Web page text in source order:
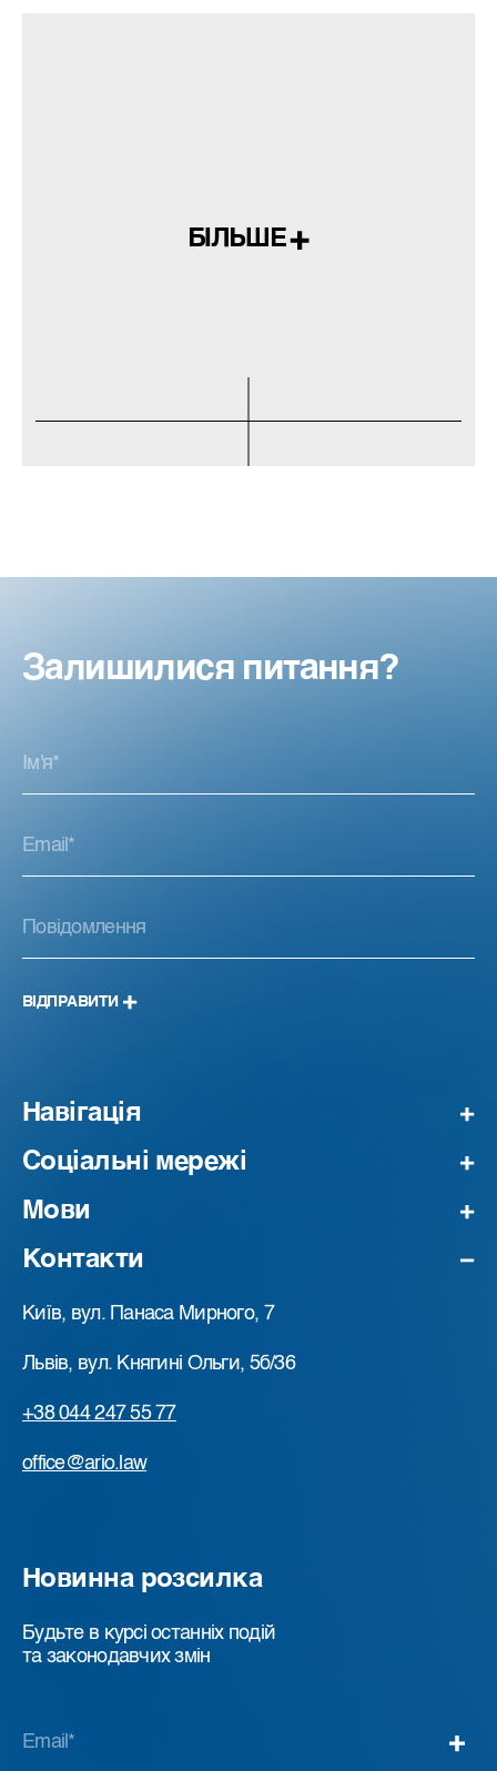
БІЛЬШЕ
Залишилися питання?
ВІДПРАВИТИ
Навігація
Соціальні мережі
Мови
Контакти
Київ, вул. Панаса Мирного, 7
Львів, вул. Княгині Ольги, 5б/36
+38 044 247 55 77
office@ario.law
Новинна розсилка
Будьте в курсі останніх подій
та законодавчих змін